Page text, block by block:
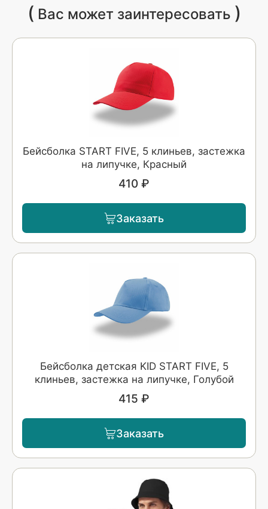
( Вас может заинтересовать )
Бейсболка START FIVE, 5 клиньев, застежка
на липучке, Красный
410 ₽
Заказать
Бейсболка детская KID START FIVE, 5
клиньев, застежка на липучке, Голубой
415 ₽
Заказать